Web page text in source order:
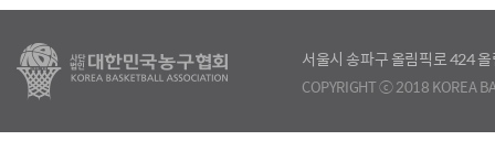
서울시 송파구 올림픽로 424
COPYRIGHT ⓒ 2018 KOREA